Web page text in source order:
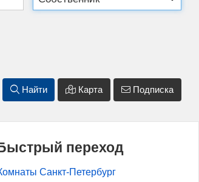
Найти Карта Подписка
переход
Санкт-Петербург